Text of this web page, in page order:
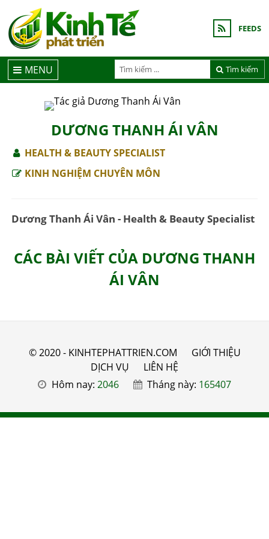
FEEDS
Tìm kiếm
MENU
DƯƠNG THANH ÁI VÂN
HEALTH & BEAUTY SPECIALIST
KINH NGHIỆM CHUYÊN MÔN
Dương Thanh Ái Vân - Health & Beauty Specialist
CÁC BÀI VIẾT CỦA DƯƠNG THANH
ÁI VÂN
© 2020 - KINHTEPHATTRIEN.COM
GIỚI THIỆU
DỊCH VỤ
LIÊN HỆ
Hôm nay: 2046 Tháng này: 165407